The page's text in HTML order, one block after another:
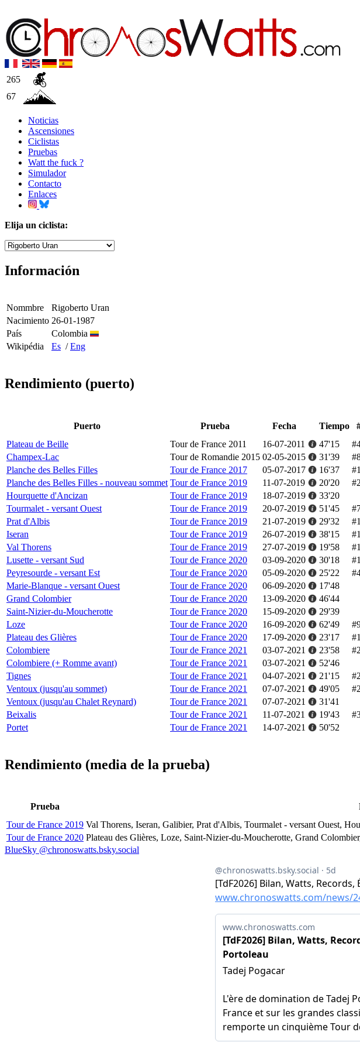
265
67
Noticias
Ascensiones
Ciclistas
Pruebas
Watt the fuck ?
Simulador
Contacto
Enlaces
Elija un ciclista:
Información
Nommbre
Rigoberto Uran
Nacimiento 26-01-1987
País
Colombia
Wikipédia
Es /Eng
Rendimiento (puerto)
Puerto Prueba Fecha Tiempo
Plateau de Beille
Tour de France 2011 16-07-2011 47'15
Champex-Lac
Tour de Romandie 2015 02-05-2015 31'39
Planche des Belles Filles
Tour de France 2017 05-07-2017 16'37
Planche des Belles Filles - nouveau sommet Tour de France 2019 11-07-2019 20'20
Hourquette d'Ancizan
Tour de France 2019 18-07-2019 33'20
Tourmalet - versant Ouest
Tour de France 2019 20-07-2019 51'45
Prat d'Albis
Tour de France 2019 21-07-2019 29'32
Iseran
Tour de France 2019 26-07-2019 38'15
Val Thorens
Tour de France 2019 27-07-2019 19'58 #1
Lusette - versant Sud
Tour de France 2020 03-09-2020 30'18 #1
Peyresourde - versant Est
Tour de France 2020 05-09-2020 25'22
Marie-Blanque - versant Ouest
Tour de France 2020 06-09-2020 17'48
Grand Colombier
Tour de France 2020 13-09-2020 46'44
Saint-Nizier-du-Moucherotte
Tour de France 2020 15-09-2020 29'39
Loze
Tour de France 2020 16-09-2020 62'49
Plateau des Glières
Tour de France 2020 17-09-2020 23'17
Colombiere
Tour de France 2021 03-07-2021 23'58
Colombiere (+ Romme avant)
Tour de France 2021 03-07-2021 52'46
Tignes
Tour de France 2021 04-07-2021 21'15 #2
Ventoux (jusqu'au sommet)
Tour de France 2021 07-07-2021 49'05
Ventoux (jusqu'au Chalet Reynard)
Tour de France 2021 07-07-2021 31'41
Beixalis
Tour de France 2021 11-07-2021 19'43
Portet
Tour de France 2021 14-07-2021 50'52
Rendimiento (media de la prueba)
Prueba
Tour de France 2019 Val Thorens, Iseran, Galibier, Prat d'Albis, Tourmalet - versant Ouest,
Tour de France 2020 Plateau des Glières, Loze, Saint-Nizier-du-Moucherotte, Grand
BlueSky @chronoswatts.bsky.social